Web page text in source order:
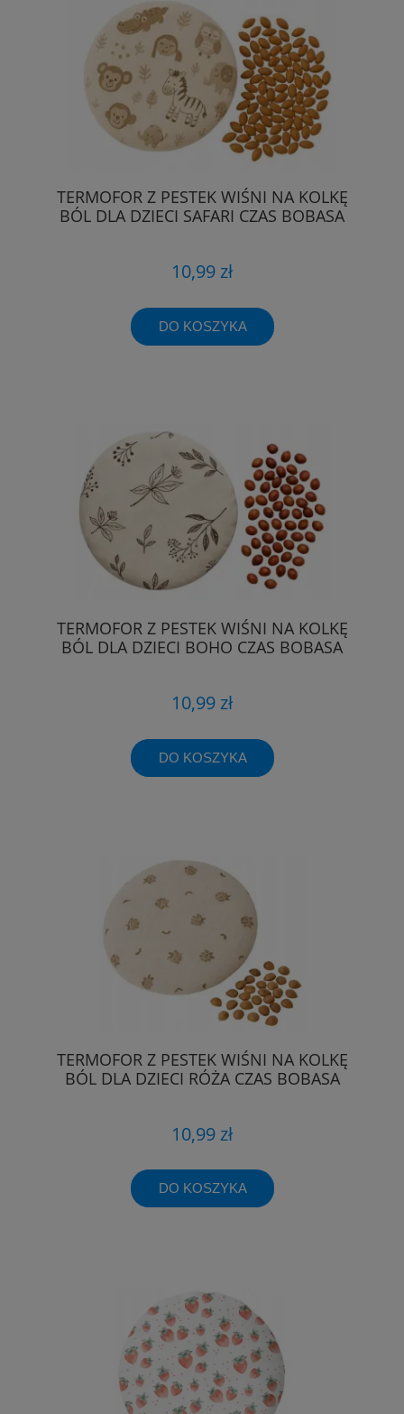
TERMOFOR Z PESTEK WIŚNI NA KOLKĘ
BÓL DLA DZIECI SAFARI CZAS BOBASA
10,99 zł
DO KOSZYKA
TERMOFOR Z PESTEK WIŚNI NA KOLKĘ
BÓL DLA DZIECI BOHO CZAS BOBASA
10,99 zł
DO KOSZYKA
TERMOFOR Z PESTEK WIŚNI NA KOLKĘ
BÓL DLA DZIECI RÓŻA CZAS BOBASA
10,99 zł
DO KOSZYKA